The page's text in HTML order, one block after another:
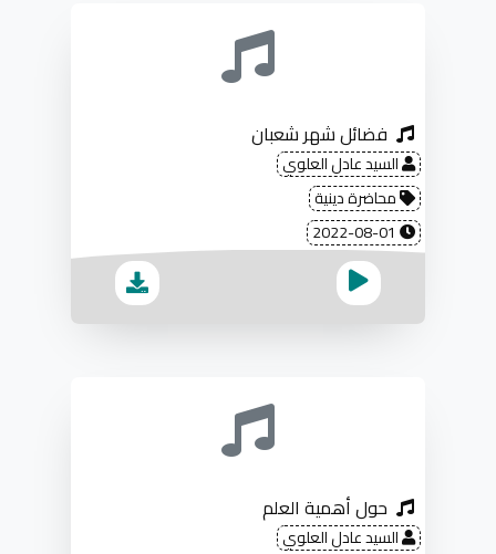
فضائل شهر شعبان
السيد عادل العلوي
محاضرة دينية
حول أهمية العلم
السيد عادل العلوي